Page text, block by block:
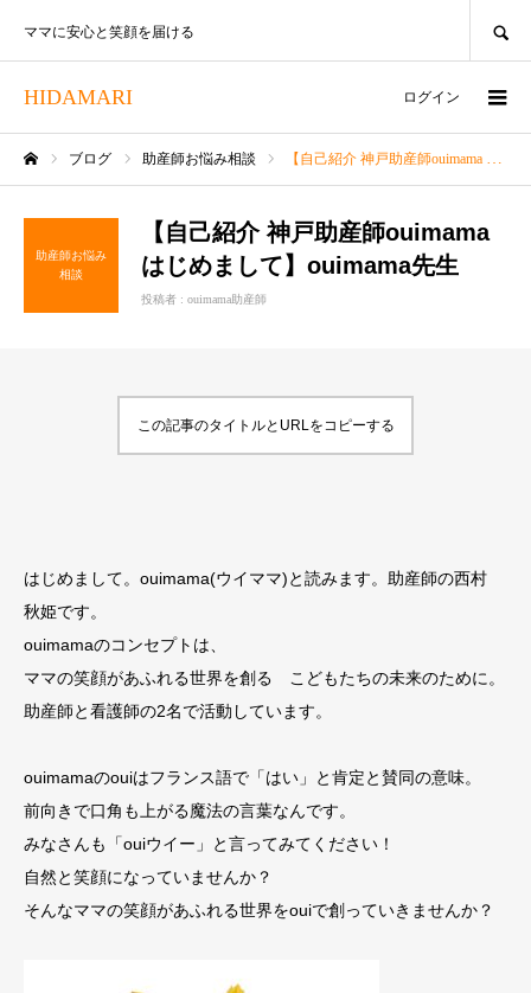
HIDAMARI
ママに安心と笑顔を届ける
ログイン
ブログ 助産師お悩み相談 【自己紹介 神戸助産師ouimama はじめまして】ouimama先生
助産師お悩み
相談
【自己紹介 神戸助産師ouimama
はじめまして】ouimama先生
投稿者 : ouimama助産師
この記事のタイトルとURLをコピーする
はじめまして。ouimama(ウイママ)と読みます。助産師の西村
秋姫です。
ouimamaのコンセプトは、
ママの笑顔があふれる世界を創る こどもたちの未来のために。
助産師と看護師の2名で活動しています。
ouimamaのouiはフランス語で「はい」と肯定と賛同の意味。
前向きで口角も上がる魔法の言葉なんです。
みなさんも「ouiウイー」と言ってみてください！
自然と笑顔になっていませんか？
そんなママの笑顔があふれる世界をouiで創っていきませんか？